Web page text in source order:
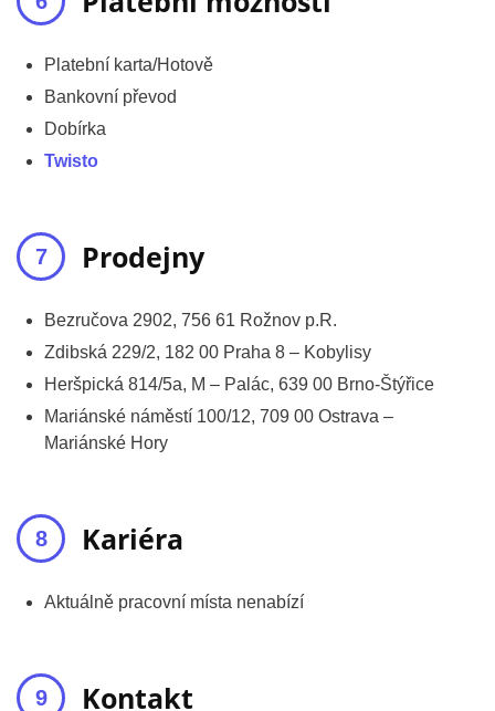
Platební karta/Hotově
Bankovní převod
Dobírka
Twisto
Prodejny
Bezručova 2902, 756 61 Rožnov p.R.
Zdibská 229/2, 182 00 Praha 8 – Kobylisy
Heršpická 814/5a, M – Palác, 639 00 Brno-Štýřice
Mariánské náměstí 100/12, 709 00 Ostrava –
Mariánské Hory
Kariéra
Aktuálně pracovní místa nenabízí
Kontakt